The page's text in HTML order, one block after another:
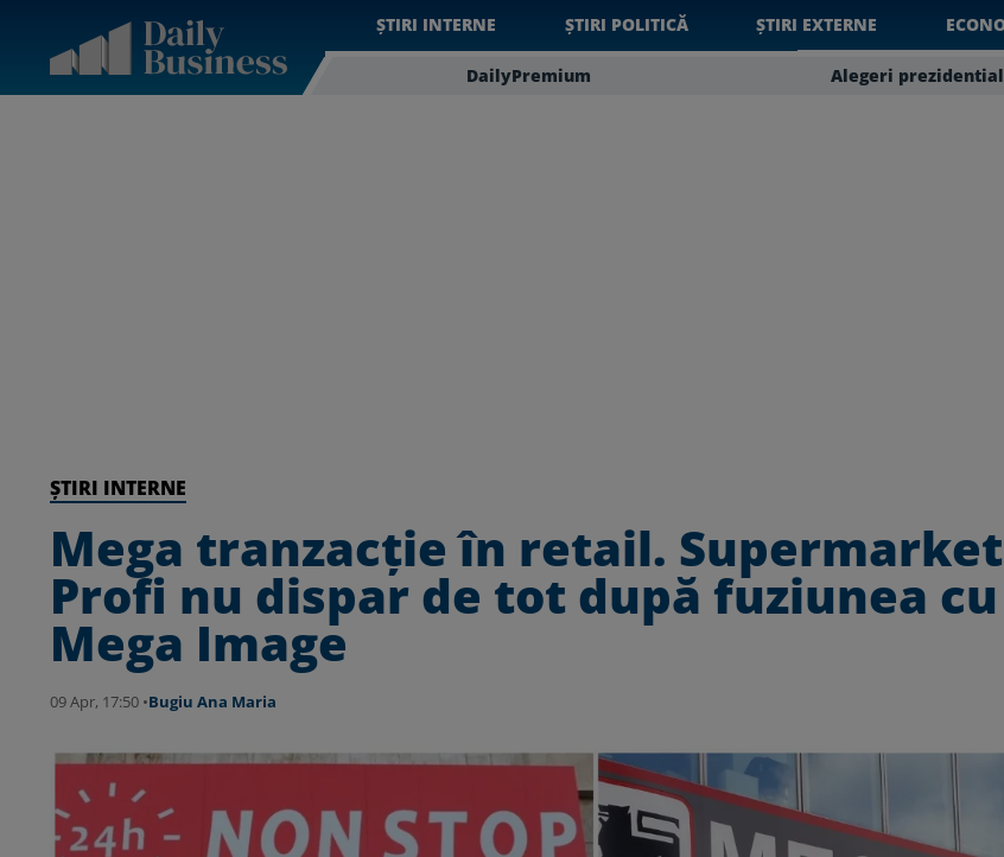
ȘTIRI INTERNE ȘTIRI POLITICĂ ȘTIRI EXTERNE
DailyPremium Alegeri
ȘTIRI INTERNE
Mega tranzacție în retail.
Profi nu dispar de tot după fuziunea cu
Mega Image
09 Apr, 17:50 •Bugiu ⁠Ana Maria